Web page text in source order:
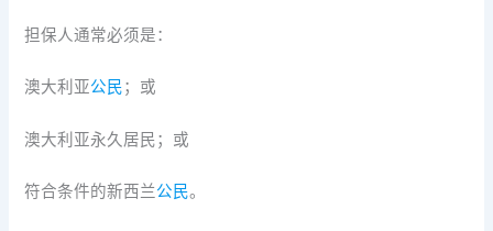
担保人通常必须是：
澳大利亚公民；或
澳大利亚永久居民；或
符合条件的新西兰公民。